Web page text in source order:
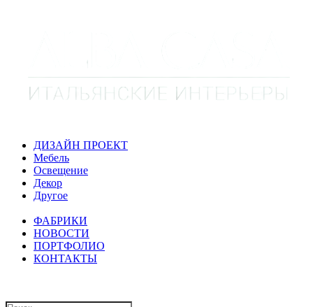
ДИЗАЙН ПРОЕКТ
Мебель
Освещение
Декор
Другое
ФАБРИКИ
НОВОСТИ
ПОРТФОЛИО
КОНТАКТЫ